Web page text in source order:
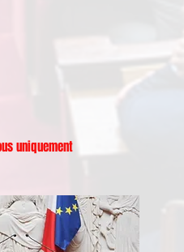
uniquement